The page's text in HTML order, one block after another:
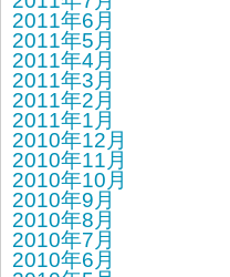
2011年6月
2011年5月
2011年4月
2011年3月
2011年2月
2011年1月
2010年12月
2010年11月
2010年10月
2010年9月
2010年8月
2010年7月
2010年6月